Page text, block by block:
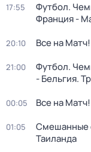
17:55
Футбол.
Франция -
20:10 Все на Матч!
21:00
Футбол.
- Бельгия.
00:05 Все на Матч!
01:05
Смешанные
Таиланда